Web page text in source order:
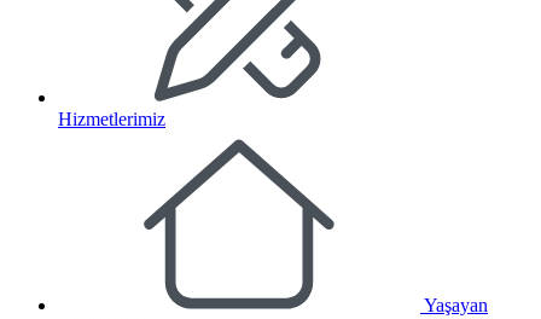
Hizmetlerimiz
Yaşayan